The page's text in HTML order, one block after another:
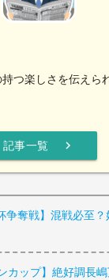
つ楽しさを伝えら
記事一覧 chevron_right
争奪戦】混戦必至
カップ】絶好調長